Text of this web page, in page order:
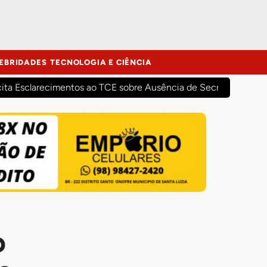
TECNOLOGIA E CIÊNCIA
Esclarecimentos ao TCE sobre Ausência de Secretários